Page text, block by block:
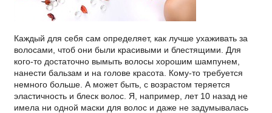
Каждый для себя сам определяет, как лучше ухаживать за
волосами, чтоб они были красивыми и блестящими. Для
кого-то достаточно вымыть волосы хорошим шампунем,
нанести бальзам и на голове красота. Кому-то требуется
немного больше. А может быть, с возрастом теряется
эластичность и блеск волос. Я, например, лет 10 назад не
имела ни одной маски для волос и даже не задумывалась